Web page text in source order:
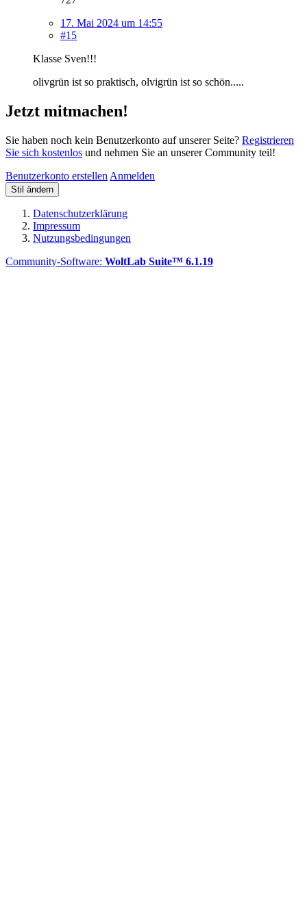
17. Mai 2024 um 14:55
#15
Klasse Sven!!!
olivgrün ist so praktisch, olvigrün ist so schön.....
Jetzt mitmachen!
Sie haben noch kein Benutzerkonto auf unserer Seite? Registrieren
Sie sich kostenlos und nehmen Sie an unserer Community teil!
Benutzerkonto erstellen Anmelden
Stil ändern
Datenschutzerklärung
Impressum
Nutzungsbedingungen
Community-Software: WoltLab Suite™ 6.1.19